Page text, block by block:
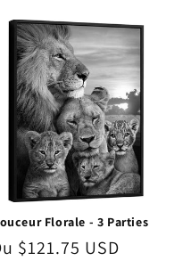
Florale - 3 Parties
$121.75 USD